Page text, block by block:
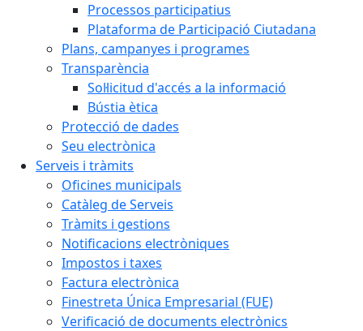
Processos participatius
Plataforma de Participació Ciutadana
Plans, campanyes i programes
Transparència
Sol·licitud d'accés a la informació
Bústia ètica
Protecció de dades
Seu electrònica
Serveis i tràmits
Oficines municipals
Catàleg de Serveis
Tràmits i gestions
Notificacions electròniques
Impostos i taxes
Factura electrònica
Finestreta Única Empresarial (FUE)
Verificació de documents electrònics